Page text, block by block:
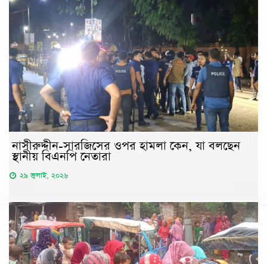
নাসীরুদ্দীন-সারজিসের ওপর হামলা কেন, যা বলছেন
স্থানীয় বিএনপি নেতারা
২৯ জুলাই, ২০২৬